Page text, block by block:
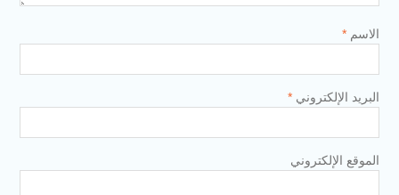
الاسم *
البريد الإلكتروني *
الموقع الإلكتروني